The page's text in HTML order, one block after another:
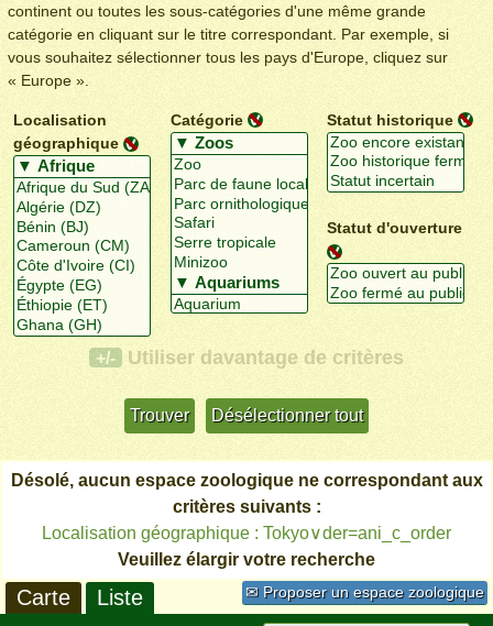
continent ou toutes les sous-catégories d'une même grande
catégorie en cliquant sur le titre correspondant. Par exemple, si
vous souhaitez sélectionner tous les pays d'Europe, cliquez sur
« Europe ».
Localisation
géographique
Catégorie Statut historique
Statut d'ouverture
+/- Utiliser davantage de critères
Désolé, aucun espace zoologique ne correspondant aux
critères suivants :
Localisation géographique : Tokyo∨der=ani_c_order
Veuillez élargir votre recherche
✉ Proposer un espace zoologique
Carte Liste